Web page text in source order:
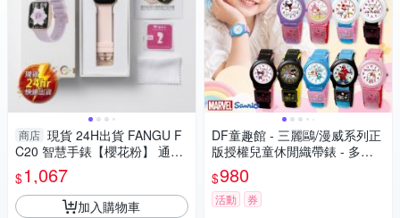
商店 現貨 24H出貨 FANGU F
C20 智慧手錶【櫻花粉】 通話
運動 健康 防水 音樂控制 心率
生日禮物 交換禮物
$1,067
加入購物車
DF童趣館 - 三麗鷗/漫威系列正
版授權兒童休閒織帶錶 - 多款
可選
$980
活動 券